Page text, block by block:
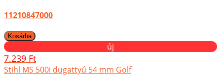
11210847000
új
7.239 Ft
Stihl MS 500i dugattyú 54 mm Golf